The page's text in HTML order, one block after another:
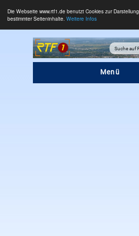
Die Webseite www.rtf1.de benutzt Cookies zur Darstellung
bestimmter Seiteninhalte. Weitere Infos
Menü